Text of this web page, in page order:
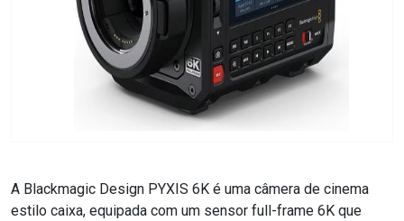
A Blackmagic Design PYXIS 6K é uma câmera de cinema
estilo caixa, equipada com um sensor full-frame 6K que